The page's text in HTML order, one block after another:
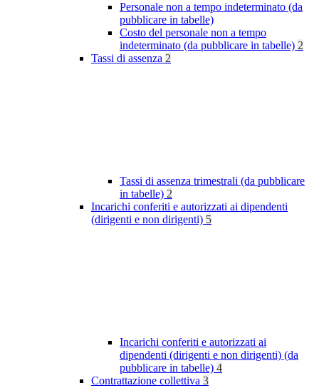
Personale non a tempo indeterminato (da
pubblicare in tabelle)
Costo del personale non a tempo
indeterminato (da pubblicare in tabelle) 2
Tassi di assenza 2
Tassi di assenza trimestrali (da pubblicare
in tabelle) 2
Incarichi conferiti e autorizzati ai dipendenti
(dirigenti e non dirigenti) 5
Incarichi conferiti e autorizzati ai
dipendenti (dirigenti e non dirigenti) (da
pubblicare in tabelle) 4
Contrattazione collettiva 3